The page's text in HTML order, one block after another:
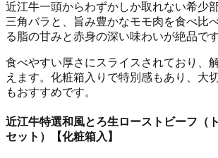
近江牛一頭からわずかしか取れない希少
三角バラと、旨み豊かなモモ肉を食べ比
る脂の甘みと赤身の深い味わいが絶品です
食べやすい厚さにスライスされており、
えます。化粧箱入りで特別感もあり、大
もおすすめです。
近江牛特選和風とろ生ローストビーフ（
セット）【化粧箱入】